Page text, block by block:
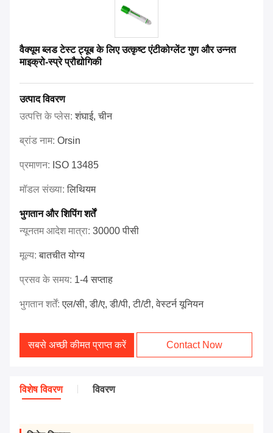
वैक्यूम ब्लड टेस्ट ट्यूब के लिए उत्कृष्ट एंटीकोग्लेंट गुण और उन्नत
माइक्रो-स्प्रे प्रौद्योगिकी
उत्पाद विवरण
उत्पत्ति के प्लेस:शंघाई, चीन
ब्रांड नाम: Orsin
प्रमाणन: ISO 13485
मॉडल संख्या:लिथियम
भुगतान और शिपिंग शर्तें
न्यूनतम आदेश मात्रा: 30000 पीसी
मूल्य:बातचीत योग्य
प्रसव के समय: 1-4 सप्ताह
भुगतान शर्तें:एल/सी, डी/ए, डी/पी, टी/टी, वेस्टर्न यूनियन
सबसे अच्छी कीमत प्राप्त करें Contact Now
विशेष विवरण विवरण